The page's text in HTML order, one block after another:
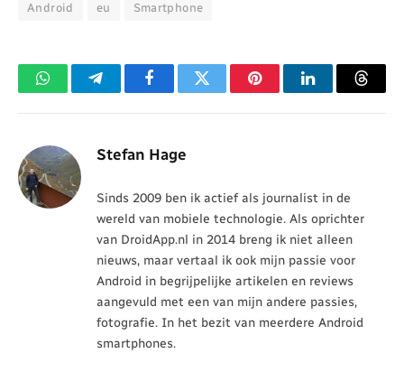
Android eu Smartphone
WhatsAppTelegramFacebookTwitter PinterestLinkedIn
Stefan Hage
Sinds 2009 ben ik actief als journalist in de
wereld van mobiele technologie. Als oprichter
van DroidApp.nl in 2014 breng ik niet alleen
nieuws, maar vertaal ik ook mijn passie voor
Android in begrijpelijke artikelen en reviews
aangevuld met een van mijn andere passies,
fotografie. In het bezit van meerdere Android
smartphones.